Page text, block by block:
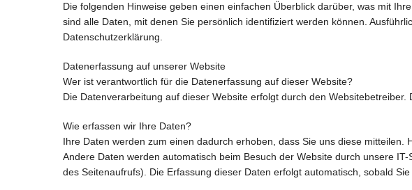
Die folgenden Hinweise geben einen einfachen Überblick darüber, was mit
sind alle Daten, mit denen Sie persönlich identifiziert werden können.
Datenschutzerklärung.
Datenerfassung auf unserer Website
Wer ist verantwortlich für die Datenerfassung auf dieser Website?
Die Datenverarbeitung auf dieser Website erfolgt durch den
Wie erfassen wir Ihre Daten?
Ihre Daten werden zum einen dadurch erhoben, dass Sie uns diese
Andere Daten werden automatisch beim Besuch der Website durch unsere
des Seitenaufrufs). Die Erfassung dieser Daten erfolgt automatisch, sobald